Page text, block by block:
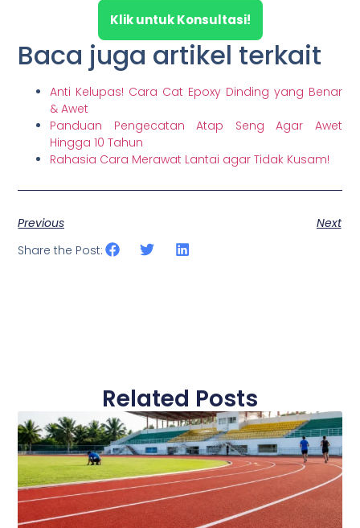
Klik untuk Konsultasi!
Baca juga artikel terkait
Anti Kelupas! Cara Cat Epoxy Dinding yang Benar
& Awet
Panduan Pengecatan Atap Seng Agar Awet
Hingga 10 Tahun
Rahasia Cara Merawat Lantai agar Tidak Kusam!
Previous
Next
Share the Post:
Related Posts